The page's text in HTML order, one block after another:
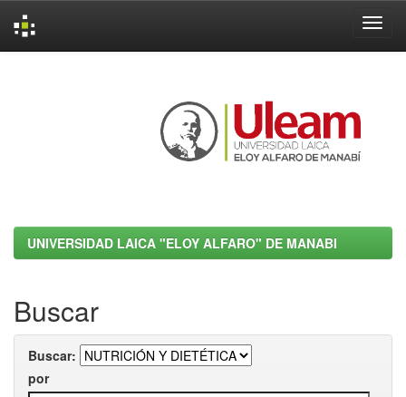
UNIVERSIDAD LAICA "ELOY ALFARO" DE MANABI
Buscar
Buscar:
por